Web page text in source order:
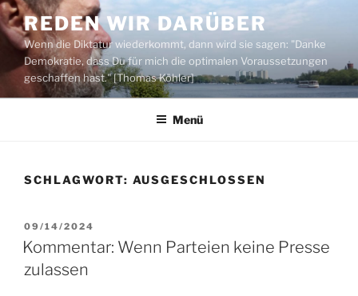
Zum
Inhalt
springen
REDEN WIR DARÜBER
Wenn die Diktatur wiederkommt, dann wird sie sagen: "Danke
Demokratie, dass Du für mich die optimalen Voraussetzungen
geschaffen hast." [Thomas Köhler]
Menü
SCHLAGWORT: AUSGESCHLOSSEN
VERÖFFENTLICHT
AM
09/14/2024
Kommentar: Wenn Parteien keine Presse
zulassen